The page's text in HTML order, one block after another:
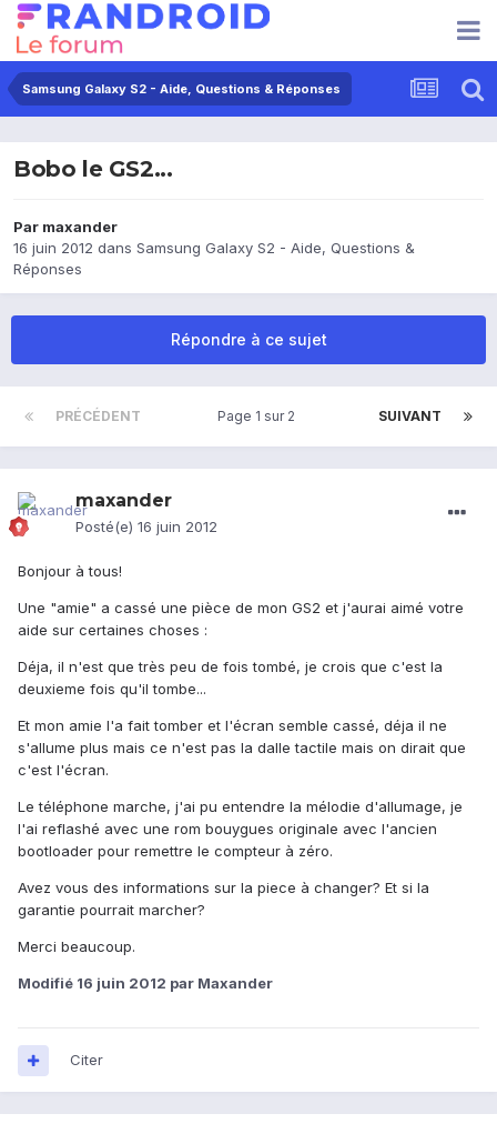
Samsung Galaxy S2 - Aide, Questions & Réponses
Bobo le GS2...
Par maxander
16 juin 2012 dans Samsung Galaxy S2 - Aide, Questions &
Réponses
Répondre à ce sujet
PRÉCÉDENT SUIVANT
Page 1 sur 2
maxander
Posté(e) 16 juin 2012
Bonjour à tous!
Une "amie" a cassé une pièce de mon GS2 et j'aurai aimé votre
aide sur certaines choses :
Déja, il n'est que très peu de fois tombé, je crois que c'est la
deuxieme fois qu'il tombe...
Et mon amie l'a fait tomber et l'écran semble cassé, déja il ne
s'allume plus mais ce n'est pas la dalle tactile mais on dirait que
c'est l'écran.
Le téléphone marche, j'ai pu entendre la mélodie d'allumage, je
l'ai reflashé avec une rom bouygues originale avec l'ancien
bootloader pour remettre le compteur à zéro.
Avez vous des informations sur la piece à changer? Et si la
garantie pourrait marcher?
Merci beaucoup.
Modifié 16 juin 2012 par Maxander
Citer